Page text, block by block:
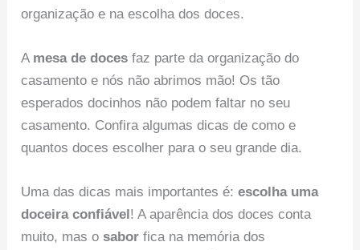
organização e na escolha dos doces.
A mesa de doces faz parte da organização do
casamento e nós não abrimos mão! Os tão
esperados docinhos não podem faltar no seu
casamento. Confira algumas dicas de como e
quantos doces escolher para o seu grande dia.
Uma das dicas mais importantes é:escolha uma
doceira confiável ! A aparência dos doces conta
muito, mas osabor fica na memória dos